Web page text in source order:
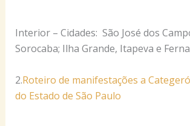
Interior – Cidades: São José dos
Sorocaba; Ilha Grande, Itapeva e
2.Roteiro de manifestações a
do Estado de São Paulo